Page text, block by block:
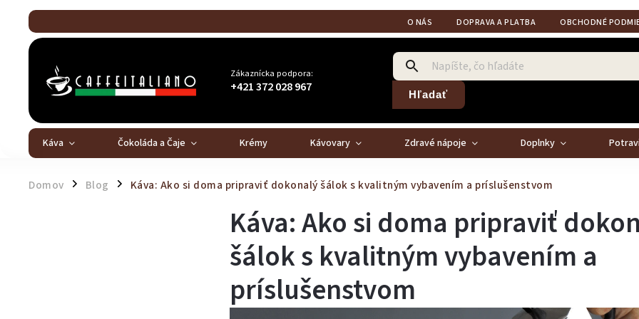
O NÁS DOPRAVA A PLATBA OBCHODNÉ
Zákaznícka podpora:
+421 372 028 967 Hľadať
Káva Čokoláda a Čaje Krémy Kávovary Zdravé nápoje Doplnky
Domov / Blog / Káva: Ako si doma pripraviť dokonalý šálok s kvalitným vybavením a príslušenstvom
Káva: Ako si doma pripraviť
šálok s kvalitným vybavením a
príslušenstvom